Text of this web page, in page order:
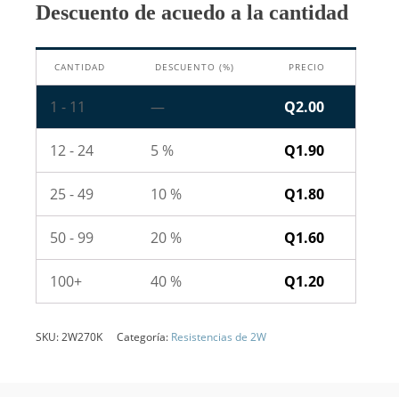
2W
Descuento de acuedo a la cantidad
CANTIDAD DESCUENTO (%) PRECIO
1 - 11 — Q2.00
12 - 24 5 % Q1.90
25 - 49 10 % Q1.80
50 - 99 20 % Q1.60
100+ 40 % Q1.20
SKU:2W270K Categoría: Resistencias de 2W